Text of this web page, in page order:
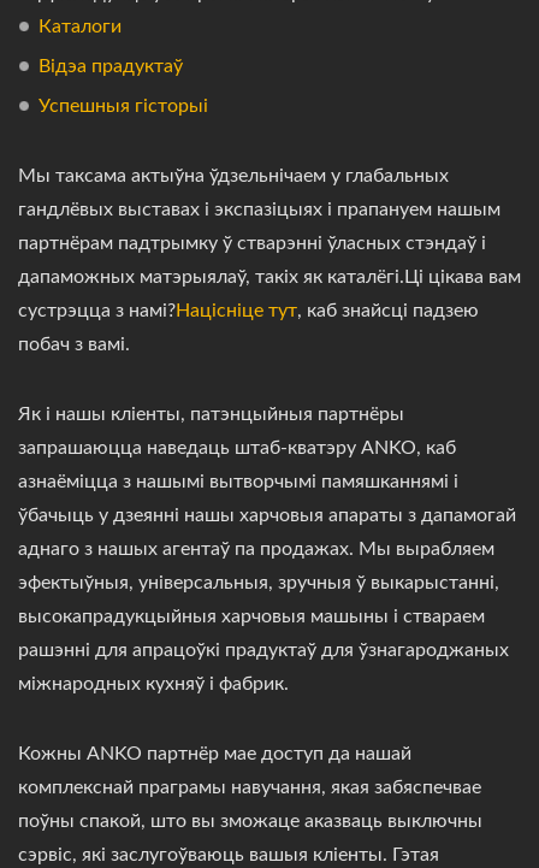
Каталоги
Відэа прадуктаў
Успешныя гісторыі
Мы таксама актыўна ўдзельнічаем у глабальных
гандлёвых выставах і экспазіцыях і прапануем нашым
партнёрам падтрымку ў стварэнні ўласных стэндаў і
дапаможных матэрыялаў, такіх як каталёгі.Ці цікава вам
сустрэцца з намі?Націсніце тут, каб знайсці падзею
побач з вамі.
Як і нашы кліенты, патэнцыйныя партнёры
запрашаюцца наведаць штаб-кватэру ANKO, каб
азнаёміцца з нашымі вытворчымі памяшканнямі і
ўбачыць у дзеянні нашы харчовыя апараты з дапамогай
аднаго з нашых агентаў па продажах. Мы вырабляем
эфектыўныя, універсальныя, зручныя ў выкарыстанні,
высокапрадукцыйныя харчовыя машыны і ствараем
рашэнні для апрацоўкі прадуктаў для ўзнагароджаных
міжнародных кухняў і фабрик.
Кожны ANKO партнёр мае доступ да нашай
комплекснай праграмы навучання, якая забяспечвае
поўны спакой, што вы зможаце аказваць выключны
сэрвіс, які заслугоўваюць вашыя кліенты. Гэтая